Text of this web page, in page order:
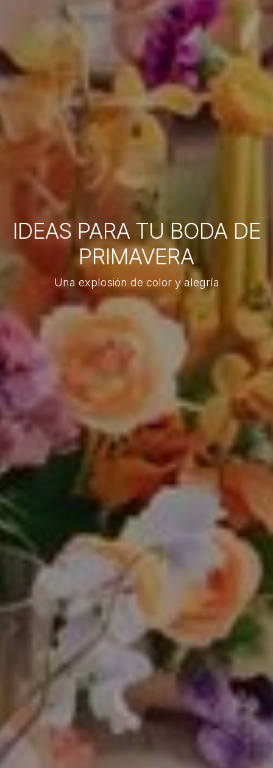
IDEAS PARA TU BODA DE
PRIMAVERA
Una explosión de color y alegría